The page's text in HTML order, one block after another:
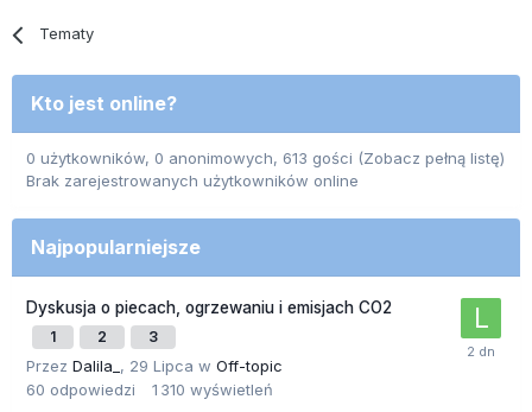
Tematy
Kto jest online?
0 użytkowników, 0 anonimowych, 613 gości (Zobacz pełną listę)
Brak zarejestrowanych użytkowników online
Najpopularniejsze
Dyskusja o piecach, ogrzewaniu i emisjach CO2
1 2 3
Przez Dalila_ , 29 Lipca w Off-topic
60 odpowiedzi 1 310 wyświetleń